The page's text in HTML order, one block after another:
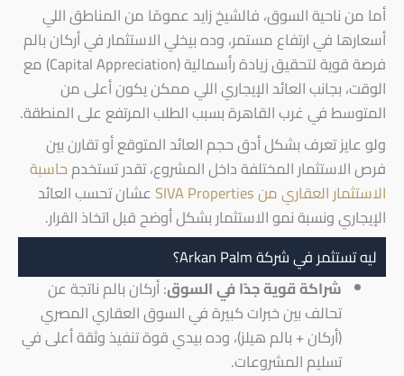
أما من ناحية السوق، فالشيخ زايد عمومًا من المناطق اللي
أسعارها في ارتفاع مستمر، وده بيخلي الاستثمار في أركان بالم
فرصة قوية لتحقيق زيادة رأسمالية (Capital Appreciation) مع
الوقت، بجانب العائد الإيجاري اللي ممكن يكون أعلى من
المتوسط في غرب القاهرة بسبب الطلب المرتفع على المنطقة.
ولو عايز تعرف بشكل أدق حجم العائد المتوقع أو تقارن بين
فرص الاستثمار المختلفة داخل المشروع، تقدر تستخدمحاسبة
الاستثمار العقاري من SIVA Properties
عشان تحسب العائد
الإيجاري ونسبة نمو الاستثمار بشكل أوضح قبل اتخاذ القرار.
ليه تستثمر في شركة Arkan Palm؟
شراكة قوية جدًا في السوق: أركان بالم ناتجة عن
تحالف بين خبرات كبيرة في السوق العقاري المصري
(أركان + بالم هيلز)، وده بيدي قوة تنفيذ وثقة أعلى في
تسليم المشروعات.